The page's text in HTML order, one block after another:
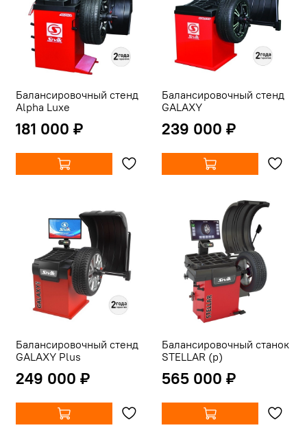
Балансировочный стенд
Alpha Luxe
181 000 ₽
Балансировочный стенд
GALAXY
239 000 ₽
Балансировочный стенд
GALAXY Plus
249 000 ₽
Балансировочный станок
STELLAR (p)
565 000 ₽